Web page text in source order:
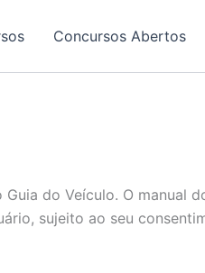
Concursos Abertos
Guia do Veículo. O manual
sujeito ao seu